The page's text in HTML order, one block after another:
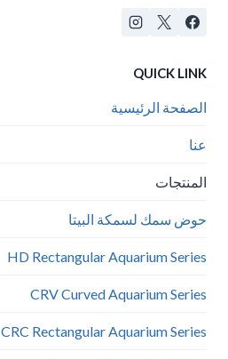
QUICK LINK
الصفحة الرئيسية
عنا
المنتجات
حوض سمك لسمكة البيتا
HD Rectangular Aquarium Series
CRV Curved Aquarium Series
CRC Rectangular Aquarium Series